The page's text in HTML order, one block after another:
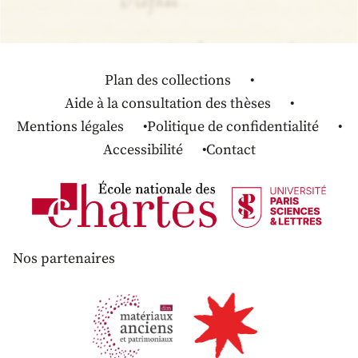
Plan des collections
Aide à la consultation des thèses
Mentions légales
Politique de confidentialité
Accessibilité
Contact
Nos partenaires